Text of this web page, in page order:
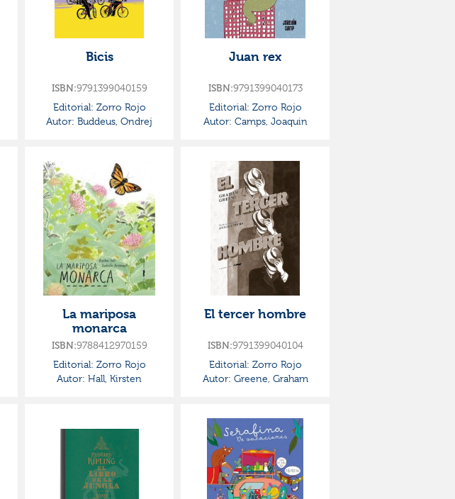
Bicis
ISBN:9791399040159
Editorial: Zorro Rojo
Autor: Buddeus, Ondrej
Juan rex
ISBN:9791399040173
Editorial: Zorro Rojo
Autor: Camps, Joaquin
La mariposa
monarca
ISBN:9788412970159
Editorial: Zorro Rojo
Autor: Hall, Kirsten
El tercer hombre
ISBN:9791399040104
Editorial: Zorro Rojo
Autor: Greene, Graham